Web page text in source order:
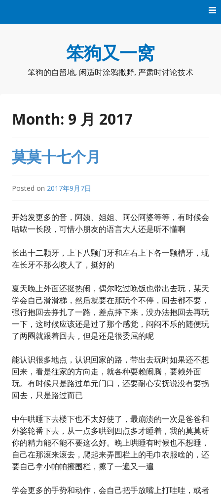
笨狗又一窝
笨狗的自留地, 闲适时涂鸦撒野, 严肃时讨论技术
Month: 9 月 2017
莫莫十七个月
Posted on 2017年9月7日
开始发更多的音，阿姨、姐姐、阿公阿婆等等，有时候会
咕哝一长段，可惜小朋友的语言大人还是听不懂啊
长出十二颗牙，上下八颗门牙和左右上下各一颗槽牙，现
在长牙不那么咬人了，挺好的
夏天晚上外面还挺热闹，偶尔吃过晚饭也带出去玩，某天
学会自己滑滑梯，然后就要在那玩个不停，回去都不要，
强行抱回去挣扎了一路，差点摔下来，没办法抱回去再玩
一下，这时候应该还是过了那个感觉，闷闷不乐的随便玩
了两圈就跟着回去，但是还是很委屈的呢
能认识很多地点，认识回家的路，带出去玩时如果还不想
回来，看是往家的方向走，就各种耍赖闹腾，要赖外面
玩。有时候只是路过单元门口，还要耐心安抚说没有要拐
回去，只是路过而已
中午哄睡下去楼下也不太好使了，最崩溃的一次是爸爸和
外婆轮番下去，从一点多哄到四点多才睡着，我的莫莫呀
你的精力能不能不要这么好。晚上哄睡有时候也不想睡，
自己在那滚来滚去，爬起来弄围栏上的毛巾衣服啥的，还
要自己拿小帕帕擦围栏，擦了一遍又一遍
学会更多的手势和动作，会自己把手放嘴上打哇哇，或者